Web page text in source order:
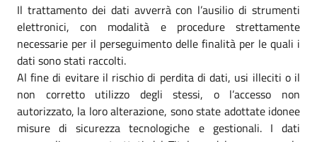
Il trattamento dei dati avverrà con l’ausilio di strumenti
elettronici, con modalità e procedure strettamente
necessarie per il perseguimento delle finalità per le quali i
dati sono stati raccolti.
Al fine di evitare il rischio di perdita di dati, usi illeciti o il
non corretto utilizzo degli stessi, o l’accesso non
autorizzato, la loro alterazione, sono state adottate idonee
misure di sicurezza tecnologiche e gestionali. I dati